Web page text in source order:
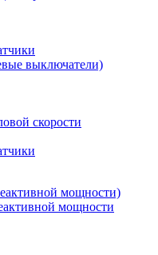
выключатели)
скорости
мощности)
мощности